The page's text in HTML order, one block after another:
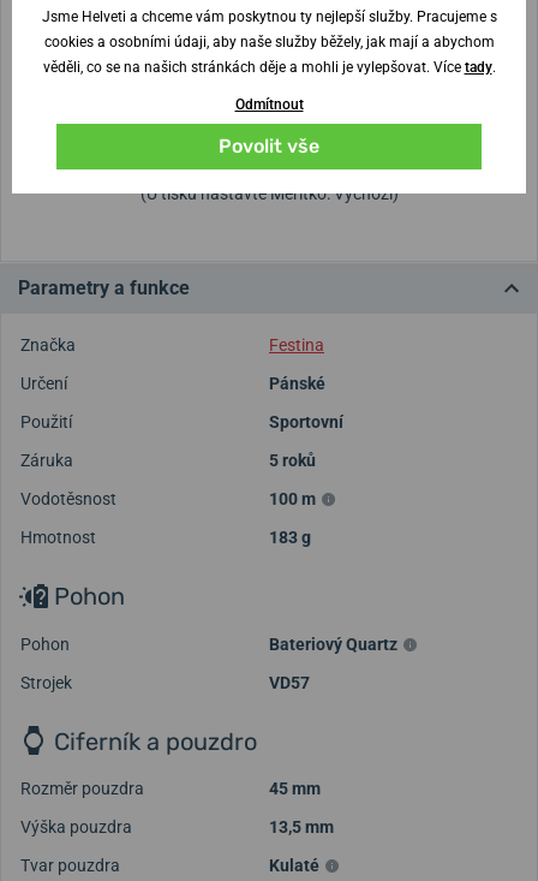
13,5 mm 45 mm
Vytisknout vzory velikostí
(U tisku nastavte Měřítko: Výchozí)
Parametry a funkce
Značka
Festina
Určení
Pánské
Použití
Sportovní
Záruka
5 roků
Vodotěsnost
100 m
Hmotnost
183 g
Pohon
Pohon
Bateriový Quartz
Strojek
VD57
Ciferník a pouzdro
Rozměr pouzdra
45 mm
Výška pouzdra
13,5 mm
Tvar pouzdra
Kulaté
Jsme Helveti a chceme vám poskytnou ty nejlepší služby. Pracujeme s
cookies a osobními údaji, aby naše služby běžely, jak mají a abychom
věděli, co se na našich stránkách děje a mohli je vylepšovat. Více tady.
Odmítnout
Povolit vše